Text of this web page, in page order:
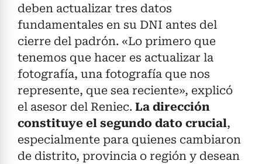
deben actualizar tres datos
fundamentales en su DNI antes del
cierre del padrón. «Lo primero que
tenemos que hacer es actualizar la
fotografía, una fotografía que nos
represente, que sea reciente», explicó
el asesor del Reniec. La dirección
constituye el segundo dato crucial,
especialmente para quienes cambiaron
de distrito, provincia o región y desean